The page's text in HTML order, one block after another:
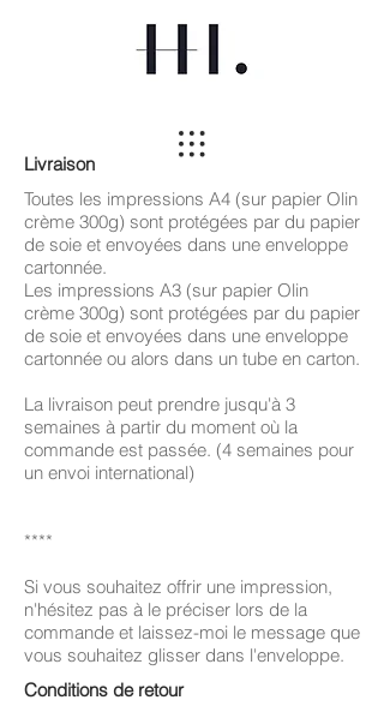
Livraison
Toutes les impressions A4 (sur papier Olin
crème 300g) sont protégées par du papier
de soie et envoyées dans une enveloppe
cartonnée.
Les impressions A3 (sur papier Olin
crème 300g) sont protégées par du papier
de soie et envoyées dans une enveloppe
cartonnée ou alors dans un tube en carton.
La livraison peut prendre jusqu'à 3
semaines à partir du moment où la
commande est passée. (4 semaines pour
un envoi international)
****
Si vous souhaitez offrir une impression,
n'hésitez pas à le préciser lors de la
commande et laissez-moi le message que
vous souhaitez glisser dans l'enveloppe.
Conditions de retour